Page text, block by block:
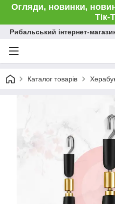
Огляди, новинки,
Тік-
Рибальський інтернет-
Каталог товарів